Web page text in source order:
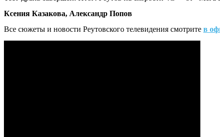
Ксения Казакова, Александр Попов
Все сюжеты и новости Реутовского телевидения смотрите в